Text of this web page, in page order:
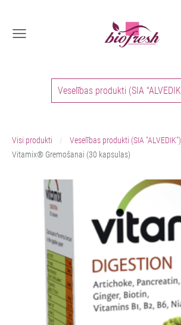
Veselības produkti (SIA
Visi produkti
Veselības produkti (SIA "ALVEDIK")
Vitamix® Gremošanai (30 kapsulas)